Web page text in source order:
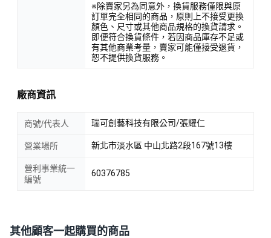
※除賣家另為同意外，換貨服務僅限與原
訂單完全相同的商品，原則上不接受更換
顏色、尺寸或其他商品規格的換貨請求。
即便符合換貨條件，若因商品庫存不足或
有其他商業考量，賣家可能僅接受退貨，
恕不提供換貨服務。
廠商資訊
商號/代表人 瑞可創藝科技有限公司/張耀仁
營業場所 新北市淡水區 中山北路2段167號13樓
營利事業統一
編號
60376785
其他顧客一起購買的商品